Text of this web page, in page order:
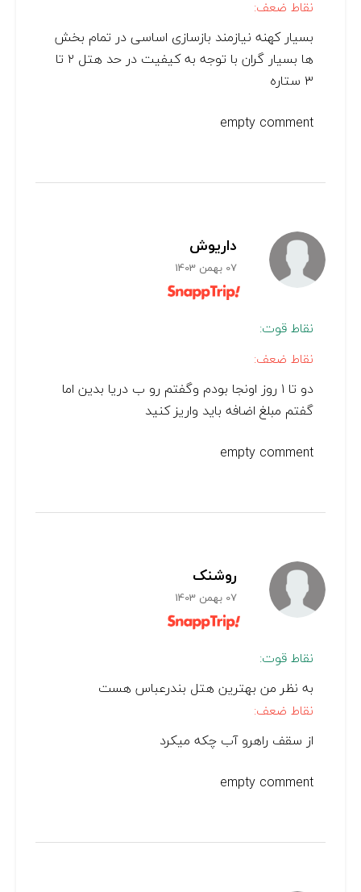
نقاط ضعف:
بسیار کهنه نیازمند بازسازی اساسی در تمام بخش
ها بسیار گران با توجه به کیفیت در حد هتل ۲ تا
۳ ستاره
empty comment
داریوش
07 بهمن 1403
نقاط قوت:
نقاط ضعف:
دو تا ۱ روز اونجا بودم و‌گفتم رو ب دریا بدین اما
گفتم مبلغ اضافه باید واریز کنید
empty comment
روشنک
07 بهمن 1403
نقاط قوت:
به نظر من بهترین هتل بندرعباس هست
نقاط ضعف:
از سقف راهرو آب چکه میکرد
empty comment